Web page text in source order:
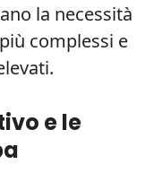
la necessità
complessi e
e le